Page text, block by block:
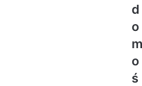
d
o
m
o
ś